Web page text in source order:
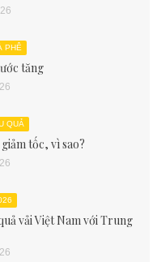
PHÊ
tăng
QUẢ
tốc, vì sao?
vải Việt Nam với Trung